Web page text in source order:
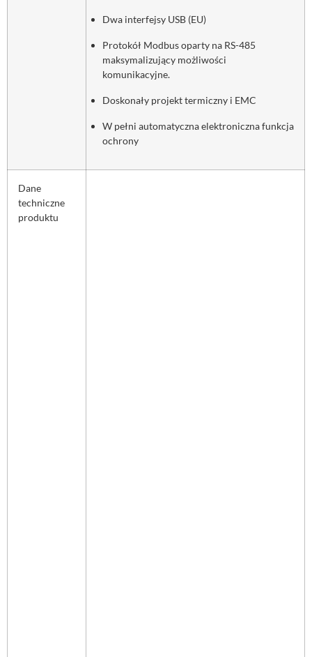
Dwa interfejsy USB (EU)
Protokół Modbus oparty na RS-485
maksymalizujący możliwości
komunikacyjne.
Doskonały projekt termiczny i EMC
W pełni automatyczna elektroniczna funkcja
ochrony
Dane
techniczne
produktu